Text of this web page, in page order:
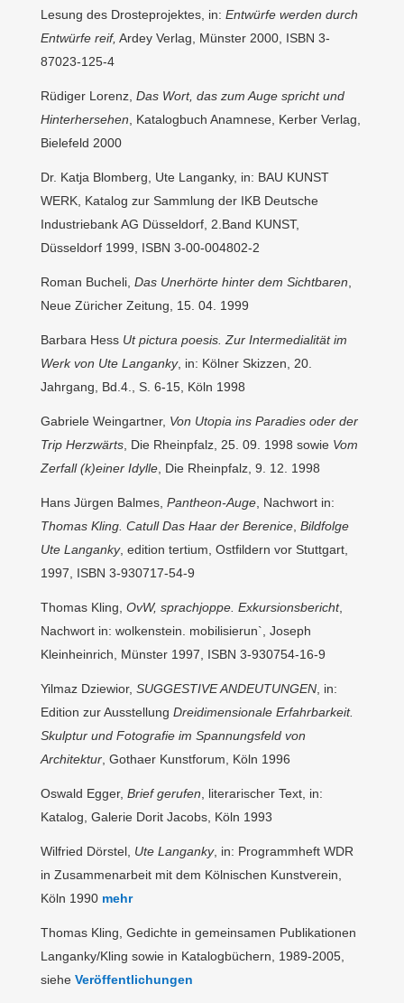
Lesung des Drosteprojektes, in: Entwürfe werden durch
Entwürfe reif, Ardey Verlag, Münster 2000, ISBN 3-
87023-125-4
Rüdiger Lorenz, Das Wort, das zum Auge spricht und
Hinterhersehen , Katalogbuch Anamnese, Kerber Verlag,
Bielefeld 2000
Dr. Katja Blomberg, Ute Langanky, in: BAU KUNST
WERK, Katalog zur Sammlung der IKB Deutsche
Industriebank AG Düsseldorf, 2.Band KUNST,
Düsseldorf 1999, ISBN 3-00-004802-2
Roman Bucheli, Das Unerhörte hinter dem Sichtbaren
Neue Züricher Zeitung, 15. 04. 1999
Barbara Hess Ut pictura poesis. Zur Intermedialität im
Werk von Ute Langanky, in: Kölner Skizzen, 20.
Jahrgang, Bd.4., S. 6-15, Köln 1998
Gabriele Weingartner, Von Utopia ins Paradies oder der
Trip Herzwärts, Die Rheinpfalz, 25. 09. 1998 sowie Vom
Zerfall (k)einer Idylle, Die Rheinpfalz, 9. 12. 1998
Hans Jürgen Balmes, Pantheon-Auge, Nachwort in:
Thomas Kling. Catull Das Haar der Berenice, Bildfolge
Ute Langanky, edition tertium, Ostfildern vor Stuttgart,
1997, ISBN 3-930717-54-9
Thomas Kling, OvW, sprachjoppe. Exkursionsbericht,
Nachwort in: wolkenstein. mobilisierun`, Joseph
Kleinheinrich, Münster 1997, ISBN 3-930754-16-9
Yilmaz Dziewior, SUGGESTIVE ANDEUTUNGEN, in:
Edition zur Ausstellung Dreidimensionale Erfahrbarkeit.
Skulptur und Fotografie im Spannungsfeld von
Architektur, Gothaer Kunstforum, Köln 1996
Oswald Egger, Brief gerufen , literarischer Text, in:
Katalog, Galerie Dorit Jacobs, Köln 1993
Wilfried Dörstel, Ute Langanky, in: Programmheft WDR
in Zusammenarbeit mit dem Kölnischen Kunstverein,
Köln 1990 mehr
Thomas Kling, Gedichte in gemeinsamen Publikationen
Langanky/Kling sowie in Katalogbüchern, 1989-2005,
siehe Veröffentlichungen